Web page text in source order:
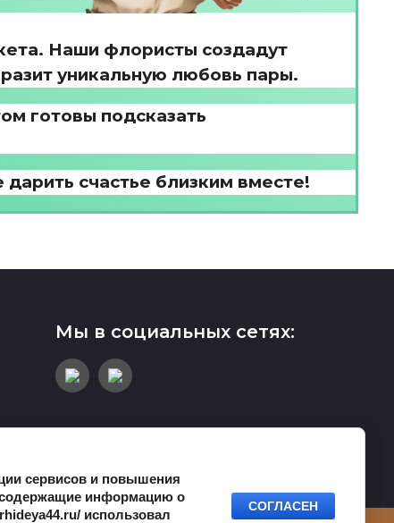
Наши флористы создадут
уникальную любовь пары.
готовы подсказать
счастье близким вместе!
Мы в социальных сетях:
сервисов и повышения
содержащие информацию о
использовал
СОГЛАСЕН